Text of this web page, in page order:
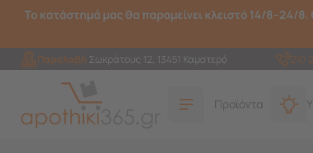
Το κατάστημά μας θα παραμείνει κλειστό 14/8–24/8.
Παραλαβή Σωκράτους 12, 13451 Καματερό 210
Προϊόντα